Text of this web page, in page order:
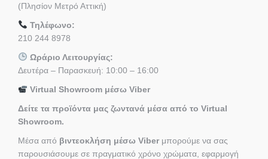
(Πλησίον Μετρό Αττική)
Τηλέφωνο:
210 244 8978
Ωράριο Λειτουργίας:
Δευτέρα – Παρασκευή: 10:00 – 16:00
Virtual Showroom μέσω Viber
Δείτε τα προϊόντα μας ζωντανά μέσα από το Virtual
Showroom.
Μέσα από βιντεοκλήση μέσω Viber μπορούμε να σας
παρουσιάσουμε σε πραγματικό χρόνο χρώματα, εφαρμογή